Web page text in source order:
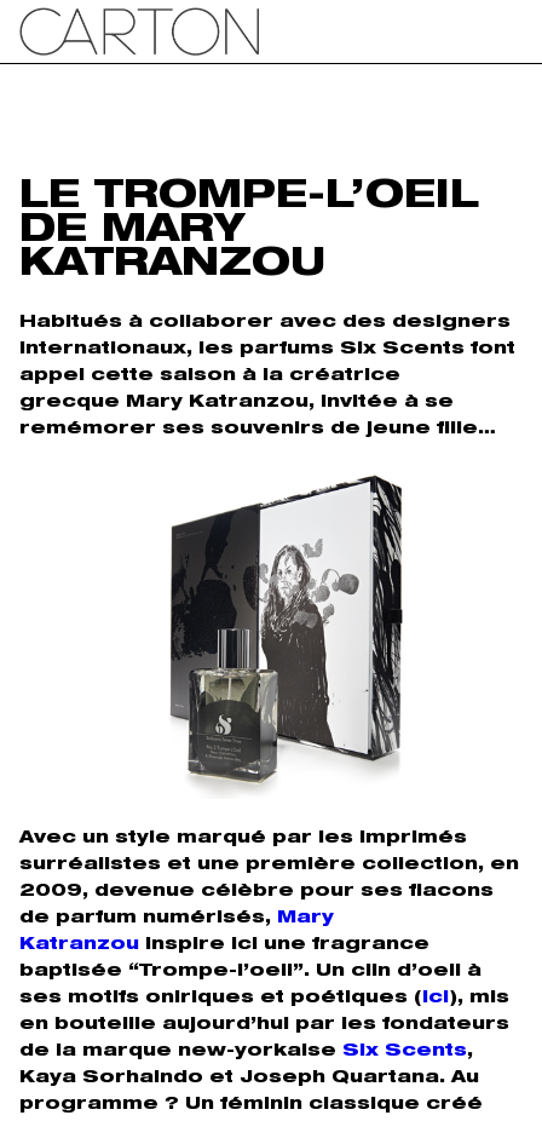
LE TROMPE-L’OEIL
DE MARY
KATRANZOU
Habitués à collaborer avec des designers
internationaux, les parfums Six Scents font
appel cette saison à la créatrice
grecque Mary Katranzou, invitée à se
remémorer ses souvenirs de jeune fille…
Avec un style marqué par les imprimés
surréalistes et une première collection, en
2009, devenue célèbre pour ses flacons
de parfum numérisés, Mary
Katranzou inspire ici une fragrance
baptisée “Trompe-l’oeil”. Un clin d’oeil à
ses motifs oniriques et poétiques ( ici), mis
en bouteille aujourd’hui par les fondateurs
de la marque new-yorkaise Six Scents,
Kaya Sorhaindo et Joseph Quartana. Au
programme ? Un féminin classique créé